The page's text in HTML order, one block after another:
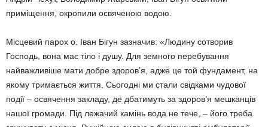
приміщення, окропили освяче­ною водою.
Місцевий парох о. Іван Бігун заз­начив: «Людину сотворив
Господь, вона має тіло і душу. Для земного перебування
найважливіше мати добре здоров’я, адже це той фун­дамент, на
якому тримається життя. Сьогодні ми стали свідками чудової
події – освячення закладу, де дбатимуть за здоров’я мешкан­ців
нашої громади. Під лежачий камінь вода не тече, – його треба